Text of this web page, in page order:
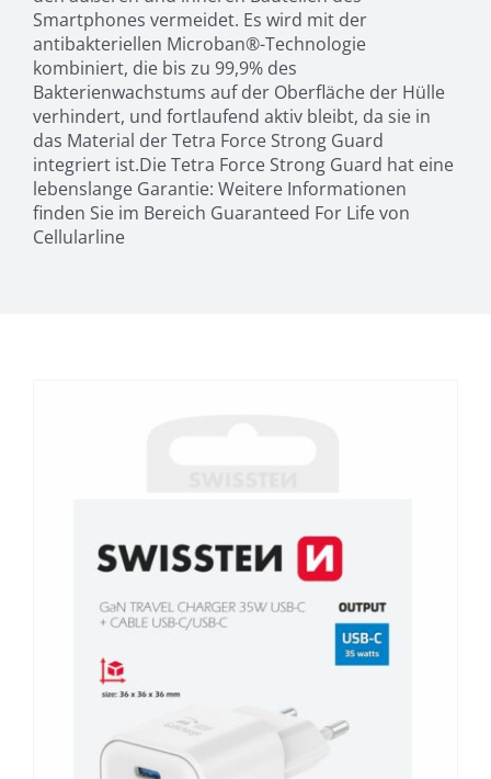
Smartphones vermeidet. Es wird mit der
antibakteriellen Microban®-Technologie
kombiniert, die bis zu 99,9% des
Bakterienwachstums auf der Oberfläche der Hülle
verhindert, und fortlaufend aktiv bleibt, da sie in
das Material der Tetra Force Strong Guard
integriert ist.Die Tetra Force Strong Guard hat eine
lebenslange Garantie: Weitere Informationen
finden Sie im Bereich Guaranteed For Life von
Cellularline